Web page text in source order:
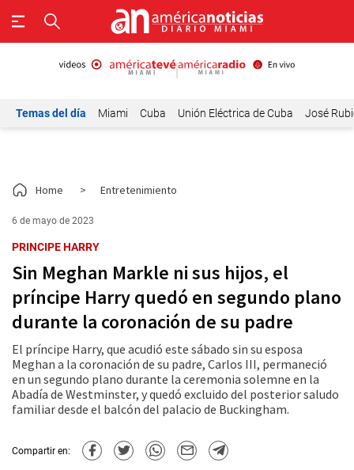
Temas del día Miami Cuba Unión Eléctrica de Cuba José
Home > Entretenimiento
6 de mayo de 2023
PRINCIPE HARRY
Sin Meghan Markle ni sus hijos, el
príncipe Harry quedó en segundo plano
durante la coronación de su padre
El príncipe Harry, que acudió este sábado sin su esposa
Meghan a la coronación de su padre, Carlos III, permaneció
en un segundo plano durante la ceremonia solemne en la
Abadía de Westminster, y quedó excluido del posterior saludo
familiar desde el balcón del palacio de Buckingham.
Compartir en: